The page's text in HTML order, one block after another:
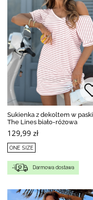
Sukienka z dekoltem w paski
The Lines biało-różowa
129,99 zł
ONE SIZE
Darmowa dostawa